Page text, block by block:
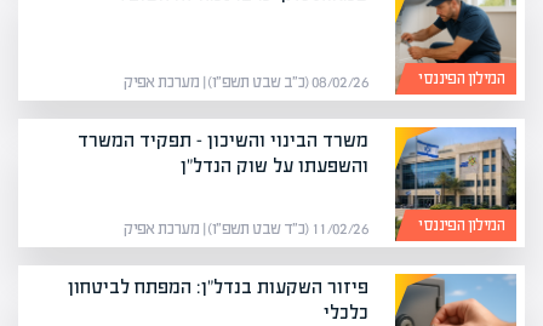
המילון הפיננסי 08/02/26 (כ״ב שבט תשפ״ו) | מערכת אפיק
המילון הפיננסי
משרד הבינוי והשיכון – תפקיד המשרד
והשפעתו על שוק הנדל"ן
11/02/26 (כ״ד שבט תשפ״ו) | מערכת אפיק
פיזור השקעות בנדל"ן: המפתח לביטחון
כלכלי